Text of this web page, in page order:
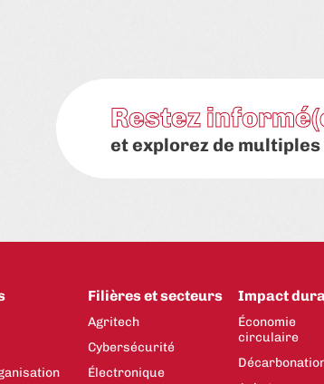
Restez
et explorez de
Filières et secteurs
Agritech
Cybersécurité
Électronique
Impact
Économie
circulaire